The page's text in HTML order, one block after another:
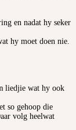
en nadat hy seker
hy moet doen nie.
liedjie wat hy ook
so gehoop die
volg heelwat